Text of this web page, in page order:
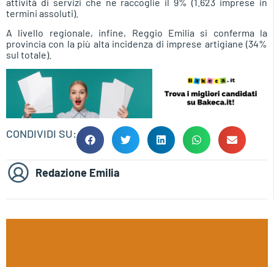
termini assoluti).
A livello regionale, infine, Reggio Emilia si conferma la
provincia con la più alta incidenza di imprese artigiane (34%
sul totale).
CONDIVIDI SU:
Redazione Emilia